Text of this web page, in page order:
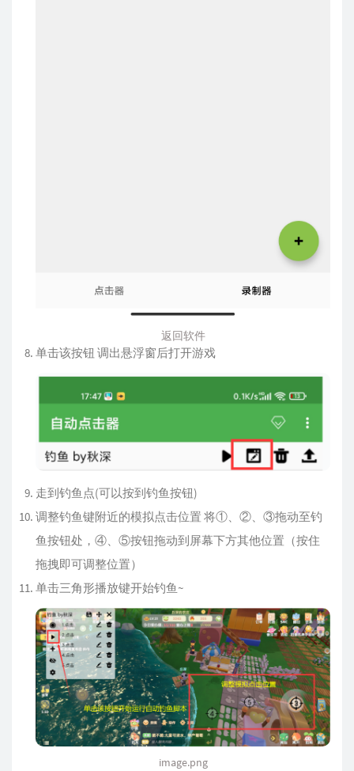
返回软件
单击该按钮 调出悬浮窗后打开游戏
走到钓鱼点(可以按到钓鱼按钮)
调整钓鱼键附近的模拟点击位置 将①、②、③拖动至钓
鱼按钮处，④、⑤按钮拖动到屏幕下方其他位置（按住
拖拽即可调整位置）
单击三角形播放键开始钓鱼~
image.png